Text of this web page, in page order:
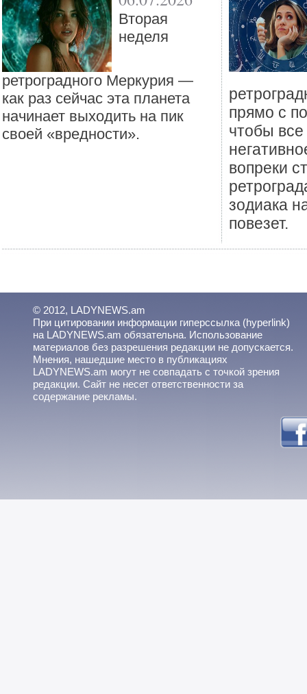
Вторая
неделя
ретроградного Меркурия —
как раз сейчас эта планета
начинает выходить на пик
своей «вредности».
прямо с
чтобы
вопреки
зодиака
повезет.
© 2012, LADYNEWS.am
При цитировании информации гиперссылка (hyperlink)
на LADYNEWS.am обязательна. Использование
материалов без разрешения редакции не допускается.
Мнения, нашедшие место в публикациях
LADYNEWS.am могут не совпадать с точкой зрения
редакции. Сайт не несет ответственности за
содержание рекламы.